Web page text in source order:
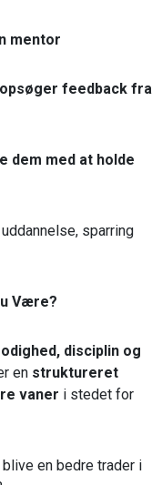
mentor
opsøger feedback fra
dem med at holde
sparring
Være?
disciplin og
en struktureret
vaner i stedet for
en bedre trader i